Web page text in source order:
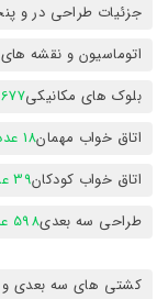
جزئیات طراحی در و
اتوماسیون و نقشه
بلوک های مکانیکی677 عدد
اتاق خواب مهمان18 عدد
اتاق خواب کودکان39 عدد
طراحی سه بعدی598 عدد
کشتی های سه بعدی و